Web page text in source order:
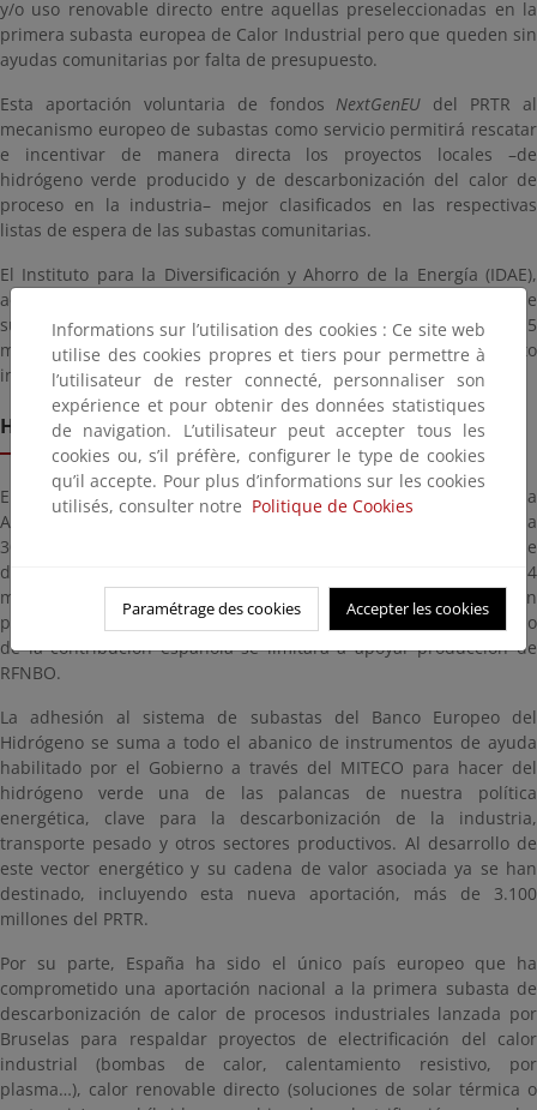
y/o uso renovable directo entre aquellas preseleccionadas en la
primera subasta europea de Calor Industrial pero que queden sin
ayudas comunitarias por falta de presupuesto.
Esta aportación voluntaria de fondosNextGenEU del PRTR al
mecanismo europeo de subastas como servicio permitirá rescatar
e incentivar de manera directa los proyectos locales –de
hidrógeno verde producido y de descarbonización del calor de
proceso en la industria– mejor clasificados en las respectivas
listas de espera de las subastas comunitarias.
El Instituto para la Diversificación y Ahorro de la Energía (IDAE),
adscrito al MITECO, gestionará ambas convocatorias nacionales de
subastas como servicio (AaaS) con una dotación asignada de 440,5
millones la de hidrógeno renovable, por encima de lo previsto
inicialmente, y 50 millones la de calor industrial.
HIDRÓGENO VERDE E INDUSTRIA
En la que será la segunda participación española en el esquema
AaaS del Banco Europeo del Hidrógeno se destinarán en torno a
304,1 millones a iniciativas de producción de hidrógeno renovable
de origen no biológico (RFNBO por sus siglas en inglés). Los 136,4
millones restantes, a apoyar la producción de hidrógeno en
proyectos vinculados al sector marítimo o aviación, que en el caso
de la contribución española se limitará a apoyar producción de
RFNBO.
La adhesión al sistema de subastas del Banco Europeo del
Hidrógeno se suma a todo el abanico de instrumentos de ayuda
habilitado por el Gobierno a través del MITECO para hacer del
hidrógeno verde una de las palancas de nuestra política
energética, clave para la descarbonización de la industria,
transporte pesado y otros sectores productivos. Al desarrollo de
este vector energético y su cadena de valor asociada ya se han
destinado, incluyendo esta nueva aportación, más de 3.100
millones del PRTR.
Por su parte, España ha sido el único país europeo que ha
comprometido una aportación nacional a la primera subasta de
descarbonización de calor de procesos industriales lanzada por
Bruselas para respaldar proyectos de electrificación del calor
industrial (bombas de calor, calentamiento resistivo, por
plasma…), calor renovable directo (soluciones de solar térmica o
Informations sur l’utilisation des cookies : Ce site web
utilise des cookies propres et tiers pour permettre à
l’utilisateur de rester connecté, personnaliser son
expérience et pour obtenir des données statistiques
de navigation. L’utilisateur peut accepter tous les
cookies ou, s’il préfère, configurer le type de cookies
qu’il accepte. Pour plus d’informations sur les cookies
utilisés, consulter notre Politique de Cookies
Paramétrage des cookies Accepter les cookies